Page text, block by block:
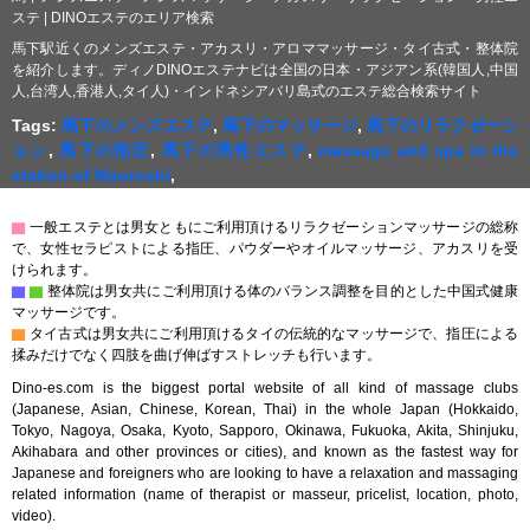
ステ | DINOエステのエリア検索
馬下駅近くのメンズエステ・アカスリ・アロママッサージ・タイ古式・整体院
を紹介します。ディノDINOエステナビは全国の日本・アジアン系(韓国人,中国
人,台湾人,香港人,タイ人)・インドネシアバリ島式のエステ総合検索サイト
Tags:馬下のメンズエステ,馬下のマッサージ,馬下のリラクゼーシ
ョン,馬下の指圧, 馬下の男性エステ, massage and spa in the
station of Maoroshi,
▇ 一般エステとは男女ともにご利用頂けるリラクゼーションマッサージの総称
で、女性セラピストによる指圧、パウダーやオイルマッサージ、アカスリを受
けられます。
▇ ▇ 整体院は男女共にご利用頂ける体のバランス調整を目的とした中国式健康
マッサージです。
▇ タイ古式は男女共にご利用頂けるタイの伝統的なマッサージで、指圧による
揉みだけでなく四肢を曲げ伸ばすストレッチも行います。
Dino-es.com is the biggest portal website of all kind of massage clubs
(Japanese, Asian, Chinese, Korean, Thai) in the whole Japan (Hokkaido,
Tokyo, Nagoya, Osaka, Kyoto, Sapporo, Okinawa, Fukuoka, Akita, Shinjuku,
Akihabara and other provinces or cities), and known as the fastest way for
Japanese and foreigners who are looking to have a relaxation and massaging
related information (name of therapist or masseur, pricelist, location, photo,
video).